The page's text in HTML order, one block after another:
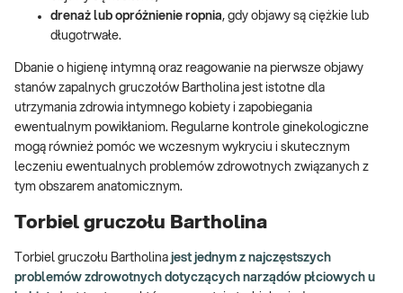
drenaż lub opróżnienie ropnia, gdy objawy są ciężkie lub
długotrwałe.
Dbanie o higienę intymną oraz reagowanie na pierwsze objawy
stanów zapalnych gruczołów Bartholina jest istotne dla
utrzymania zdrowia intymnego kobiety i zapobiegania
ewentualnym powikłaniom. Regularne kontrole ginekologiczne
mogą również pomóc we wczesnym wykryciu i skutecznym
leczeniu ewentualnych problemów zdrowotnych związanych z
tym obszarem anatomicznym.
Torbiel gruczołu Bartholina
Torbiel gruczołu Bartholina jest jednym z najczęstszych
problemów zdrowotnych dotyczących narządów płciowych u